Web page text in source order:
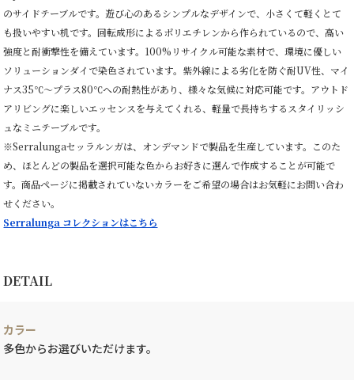
のサイドテーブルです。遊び心のあるシンプルなデザインで、小さくて軽くとて
も扱いやすい机です。回転成形によるポリエチレンから作られているので、高い
強度と耐衝撃性を備えています。100%リサイクル可能な素材で、環境に優しい
ソリューションダイで染色されています。紫外線による劣化を防ぐ耐UV性、マイ
ナス35℃〜プラス80℃への耐熱性があり、様々な気候に対応可能です。アウトド
アリビングに楽しいエッセンスを与えてくれる、軽量で長持ちするスタイリッシ
ュなミニテーブルです。
※Serralungaセッラルンガは、オンデマンドで製品を生産しています。このた
め、ほとんどの製品を選択可能な色からお好きに選んで作成することが可能で
す。商品ページに掲載されていないカラーをご希望の場合はお気軽にお問い合わ
せください。
Serralunga コレクションはこちら
DETAIL
カラー
多色からお選びいただけます。